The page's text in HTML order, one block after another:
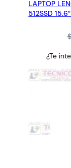
LAPTOP
512SSD
$
¿Te